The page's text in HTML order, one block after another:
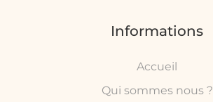
Informations
Accueil
Qui sommes nous ?